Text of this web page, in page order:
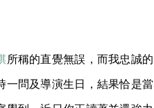
所稱的直覺無誤，而我忠誠的
一問及導演生日，結果恰是當